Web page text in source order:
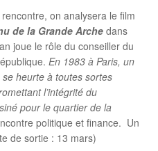
on analysera le film
de la Grande Arche dans
joue le rôle du conseiller du
En 1983 à Paris, un
heurte à toutes sortes
l’intégrité du
pour le quartier de la
politique et finance. Un
de sortie : 13 mars)